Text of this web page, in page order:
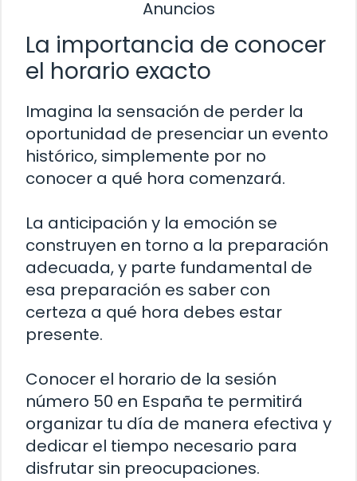
Anuncios
La importancia de conocer
el horario exacto
Imagina la sensación de perder la
oportunidad de presenciar un evento
histórico, simplemente por no
conocer a qué hora comenzará.
La anticipación y la emoción se
construyen en torno a la preparación
adecuada, y parte fundamental de
esa preparación es saber con
certeza a qué hora debes estar
presente.
Conocer el horario de la sesión
número 50 en España te permitirá
organizar tu día de manera efectiva y
dedicar el tiempo necesario para
disfrutar sin preocupaciones.